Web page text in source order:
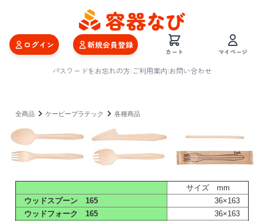
ログイン 新規会員登録
カート マイページ
パスワードをお忘れの方|ご利用案内|お問い合わせ
全商品 ケーピープラテック 各種商品
サイズ mm
ウッドスプーン 165
36×163
ウッドフォーク 165
36×163